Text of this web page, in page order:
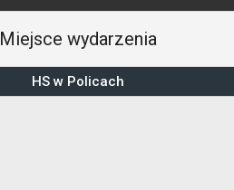
Miejsce wydarzenia
HS w Policach